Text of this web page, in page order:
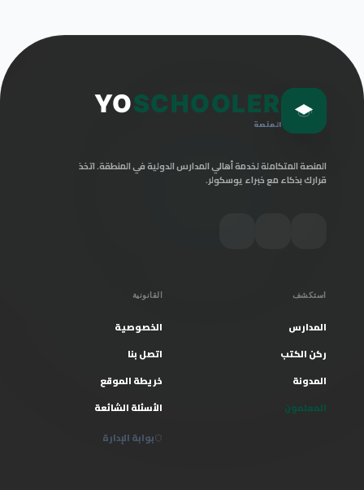
YOSCHOOLER
المنصة
المنصة المتكاملة لخدمة أهالي المدارس الدولية في المنطقة. اتخذ
قرارك بذكاء مع خبراء يوسكولر.
استكشف
المدارس
ركن الكتب
المدونة
المعلمون
القانونية
الخصوصية
اتصل بنا
خريطة الموقع
الأسئلة الشائعة
بوابة الإدارة